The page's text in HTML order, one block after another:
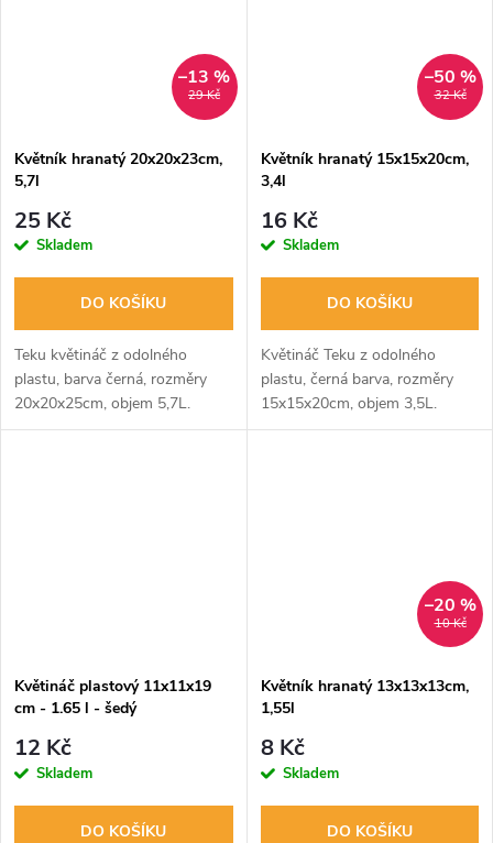
29 Kč
–13 %
Květník hranatý 20x20x23cm,
5,7l
25 Kč
Skladem
DO KOŠÍKU
Teku květináč z odolného
plastu, barva černá, rozměry
20x20x25cm, objem 5,7L.
Ideální pro pěstování rostlin v
32 Kč
–50 %
Květník hranatý 15x15x20cm,
3,4l
16 Kč
Skladem
DO KOŠÍKU
Květináč Teku z odolného
plastu, černá barva, rozměry
15x15x20cm, objem 3,5L.
ideální pro pěstování rostlin.
Květináč plastový 11x11x19
cm - 1.65 l - šedý
12 Kč
Skladem
DO KOŠÍKU
10 Kč
–20 %
Květník hranatý 13x13x13cm,
1,55l
8 Kč
Skladem
DO KOŠÍKU